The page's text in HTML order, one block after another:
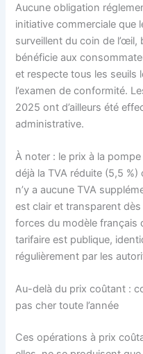
Aucune obligation
initiative commerciale que
surveillent du coin de l’œil,
bénéficie aux
et respecte tous les seuils
l’examen de conformité.
2025 ont d’ailleurs été
administrative.
À noter : le prix à la
déjà la TVA réduite (5,5
n’y a aucune TVA
est clair et transparent dès
forces du modèle français
tarifaire est publique,
régulièrement par les
Au-delà du prix coûtant :
pas cher toute l’année
Ces opérations à prix